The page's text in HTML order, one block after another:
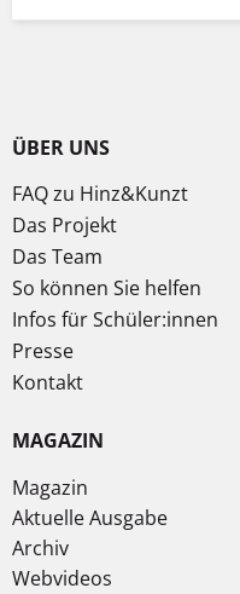
ÜBER UNS
FAQ zu Hinz&Kunzt
Das Projekt
Das Team
So können Sie helfen
Infos für Schüler:innen
Presse
Kontakt
MAGAZIN
Magazin
Aktuelle Ausgabe
Archiv
Webvideos